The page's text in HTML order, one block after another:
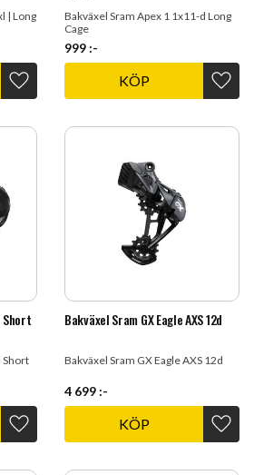
| Long
Lägg till i favoriter
Bakväxel Sram Apex 1 1x11-d Long
Cage
999 :-
KÖP
Short
Short
Lägg till i favoriter
Bakväxel Sram GX Eagle AXS 12d
Bakväxel Sram GX Eagle AXS 12d
4 699 :-
KÖP